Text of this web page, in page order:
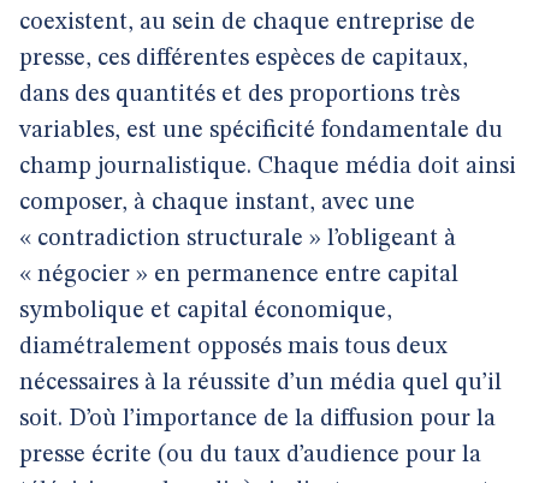
coexistent, au sein de chaque entreprise de
presse, ces différentes espèces de capitaux,
dans des quantités et des proportions très
variables, est une spécificité fondamentale du
champ journalistique. Chaque média doit ainsi
composer, à chaque instant, avec une
« contradiction structurale » l’obligeant à
« négocier » en permanence entre capital
symbolique et capital économique,
diamétralement opposés mais tous deux
nécessaires à la réussite d’un média quel qu’il
soit. D’où l’importance de la diffusion pour la
presse écrite (ou du taux d’audience pour la